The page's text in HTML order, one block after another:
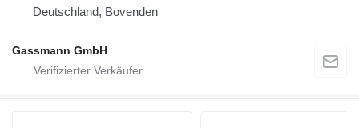
Deutschland, Bovenden
Gassmann GmbH